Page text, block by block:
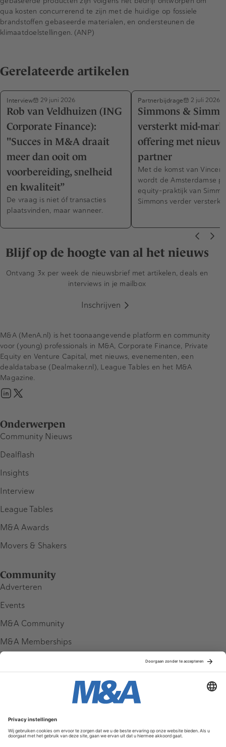
qua kosten concurrerend te zijn met de huidige op fossiele
brandstoffen gebaseerde materialen, en ondersteunen de
klimaatdoelstellingen. (ANP)
Gerelateerde artikelen
Interview 29 juni 2026
Rob van Veldhuizen (ING
Corporate Finance):
"Succes in M&A draait
meer dan ooit om
voorbereiding, snelheid
en kwaliteit”
De vraag is niet óf transacties
plaatsvinden, maar wanneer.
Partnerbijdrage 2 juli 2026
Simmons &
versterkt mid-
offering met
partner
Met de komst van
wordt de Amsterdamse
equity-praktijk van
Simmons verder versterkt.
Blijf op de hoogte van al het nieuws
Ontvang 3x per week de nieuwsbrief met artikelen, deals en
interviews in je mailbox
Inschrijven
Onderwerpen
Community Nieuws
Dealflash
Insights
Interview
League Tables
M&A Awards
Movers & Shakers
Community
Adverteren
Events
M&A Community
M&A Memberships
Service & Contact
Contact
M&A (MenA.nl) is het toonaangevende platform en community
voor (young) professionals in M&A, Corporate Finance, Private
Equity en Venture Capital, met nieuws, evenementen, een
dealdatabase (Dealmaker.nl), League Tables en het M&A
Magazine.